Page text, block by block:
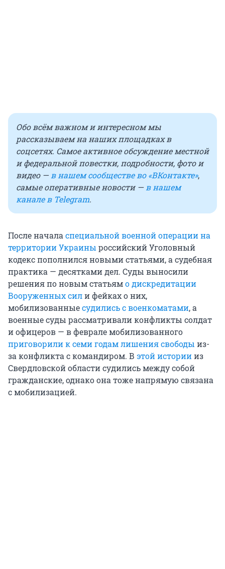
Обо всём важном и интересном мы
рассказываем на наших площадках в
соцсетях. Самое активное обсуждение местной
и федеральной повестки, подробности, фото и
видео — в нашем сообществе во «ВКонтакте»,
самые оперативные новости — в нашем
канале в Telegram.
После началаспециальной военной операции на
территории Украины российский Уголовный
кодекс пополнился новыми статьями, а судебная
практика — десятками дел. Суды выносили
решения по новым статьямо дискредитации
Вооруженных сили фейках о них,
мобилизованныесудились с военкоматами, а
военные суды рассматривали конфликты солдат
и офицеров — в феврале мобилизованного
приговорили к семи годам лишения свободы из-
за конфликта с командиром. В этой историииз
Свердловской области судились между собой
гражданские, однако она тоже напрямую связана
с мобилизацией.